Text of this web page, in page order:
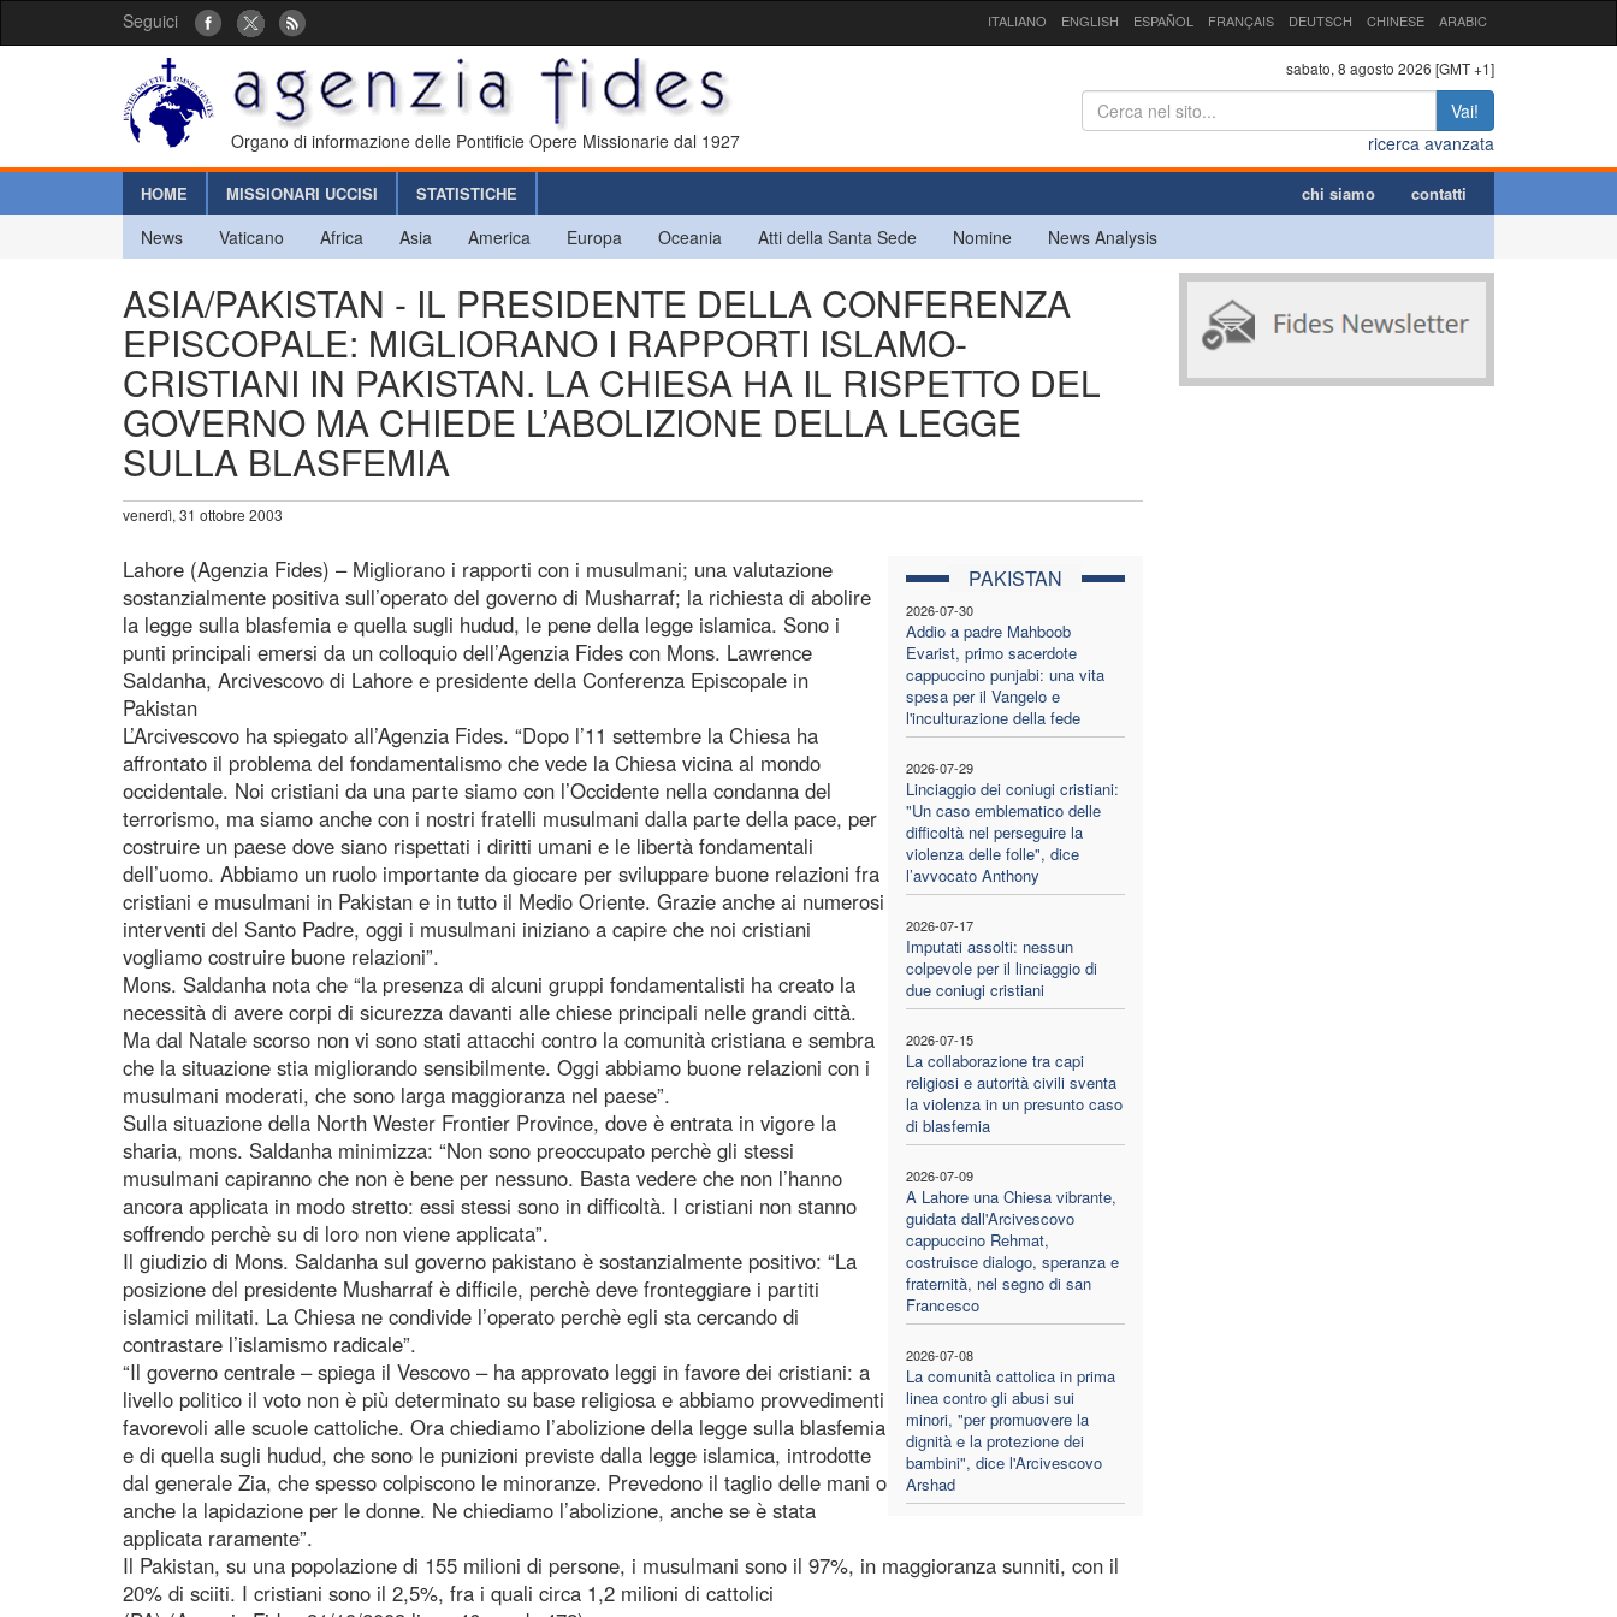
Seguici ITALIANO ENGLISH ESPAÑOL FRANÇAIS DEUTSCH CHINESE ARABIC
Organo di informazione delle Pontificie Opere Missionarie dal 1927
sabato, 8 agosto 2026 [GMT +1]
Vai!
ricerca avanzata
HOME MISSIONARI UCCISI STATISTICHE chi siamo contatti
News Vaticano Africa Asia America Europa Oceania Atti della Santa Sede Nomine News Analysis
ASIA/PAKISTAN - IL PRESIDENTE DELLA CONFERENZA
EPISCOPALE: MIGLIORANO I RAPPORTI ISLAMO-
CRISTIANI IN PAKISTAN. LA CHIESA HA IL RISPETTO DEL
GOVERNO MA CHIEDE L’ABOLIZIONE DELLA LEGGE
SULLA BLASFEMIA
venerdì, 31 ottobre 2003
PAKISTAN
2026-07-30
Addio a padre Mahboob
Evarist, primo sacerdote
cappuccino punjabi: una vita
spesa per il Vangelo e
l'inculturazione della fede
2026-07-29
Linciaggio dei coniugi cristiani:
"Un caso emblematico delle
difficoltà nel perseguire la
violenza delle folle", dice
l’avvocato Anthony
2026-07-17
Imputati assolti: nessun
colpevole per il linciaggio di
due coniugi cristiani
2026-07-15
La collaborazione tra capi
religiosi e autorità civili sventa
la violenza in un presunto caso
di blasfemia
2026-07-09
A Lahore una Chiesa vibrante,
guidata dall'Arcivescovo
cappuccino Rehmat,
costruisce dialogo, speranza e
fraternità, nel segno di san
Francesco
2026-07-08
La comunità cattolica in prima
linea contro gli abusi sui
minori, "per promuovere la
dignità e la protezione dei
bambini", dice l'Arcivescovo
Arshad
Lahore (Agenzia Fides) – Migliorano i rapporti con i musulmani; una valutazione
sostanzialmente positiva sull’operato del governo di Musharraf; la richiesta di abolire
la legge sulla blasfemia e quella sugli hudud, le pene della legge islamica. Sono i
punti principali emersi da un colloquio dell’Agenzia Fides con Mons. Lawrence
Saldanha, Arcivescovo di Lahore e presidente della Conferenza Episcopale in
Pakistan
L’Arcivescovo ha spiegato all’Agenzia Fides. “Dopo l’11 settembre la Chiesa ha
affrontato il problema del fondamentalismo che vede la Chiesa vicina al mondo
occidentale. Noi cristiani da una parte siamo con l’Occidente nella condanna del
terrorismo, ma siamo anche con i nostri fratelli musulmani dalla parte della pace, per
costruire un paese dove siano rispettati i diritti umani e le libertà fondamentali
dell’uomo. Abbiamo un ruolo importante da giocare per sviluppare buone relazioni fra
cristiani e musulmani in Pakistan e in tutto il Medio Oriente. Grazie anche ai numerosi
interventi del Santo Padre, oggi i musulmani iniziano a capire che noi cristiani
vogliamo costruire buone relazioni”.
Mons. Saldanha nota che “la presenza di alcuni gruppi fondamentalisti ha creato la
necessità di avere corpi di sicurezza davanti alle chiese principali nelle grandi città.
Ma dal Natale scorso non vi sono stati attacchi contro la comunità cristiana e sembra
che la situazione stia migliorando sensibilmente. Oggi abbiamo buone relazioni con i
musulmani moderati, che sono larga maggioranza nel paese”.
Sulla situazione della North Wester Frontier Province, dove è entrata in vigore la
sharia, mons. Saldanha minimizza: “Non sono preoccupato perchè gli stessi
musulmani capiranno che non è bene per nessuno. Basta vedere che non l’hanno
ancora applicata in modo stretto: essi stessi sono in difficoltà. I cristiani non stanno
soffrendo perchè su di loro non viene applicata”.
Il giudizio di Mons. Saldanha sul governo pakistano è sostanzialmente positivo: “La
posizione del presidente Musharraf è difficile, perchè deve fronteggiare i partiti
islamici militati. La Chiesa ne condivide l’operato perchè egli sta cercando di
contrastare l’islamismo radicale”.
“Il governo centrale – spiega il Vescovo – ha approvato leggi in favore dei cristiani: a
livello politico il voto non è più determinato su base religiosa e abbiamo provvedimenti
favorevoli alle scuole cattoliche. Ora chiediamo l’abolizione della legge sulla blasfemia
e di quella sugli hudud, che sono le punizioni previste dalla legge islamica, introdotte
dal generale Zia, che spesso colpiscono le minoranze. Prevedono il taglio delle mani o
anche la lapidazione per le donne. Ne chiediamo l’abolizione, anche se è stata
applicata raramente”.
Il Pakistan, su una popolazione di 155 milioni di persone, i musulmani sono il 97%, in maggioranza sunniti, con il
20% di sciiti. I cristiani sono il 2,5%, fra i quali circa 1,2 milioni di cattolici